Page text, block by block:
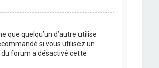
que quelqu’un d’autre utilise
si vous utilisez un
forum a désactivé cette